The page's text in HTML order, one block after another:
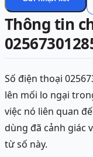
Thông tin
Số điện thoại
lên mối lo ngại
việc nó liên quan
dùng đã cảnh giác
từ số này.